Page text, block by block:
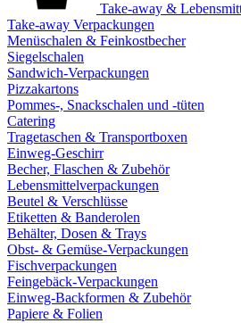
Take-away &
Take-away Verpackungen
Menüschalen & Feinkostbecher
Siegelschalen
Sandwich-Verpackungen
Pizzakartons
Pommes-, Snackschalen und -tüten
Catering
Tragetaschen & Transportboxen
Einweg-Geschirr
Becher, Flaschen & Zubehör
Lebensmittelverpackungen
Beutel & Verschlüsse
Etiketten & Banderolen
Behälter, Dosen & Trays
Obst- & Gemüse-Verpackungen
Fischverpackungen
Feingebäck-Verpackungen
Einweg-Backformen & Zubehör
Papiere & Folien